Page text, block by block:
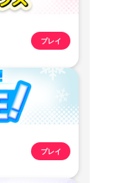
プレイ
プレイ